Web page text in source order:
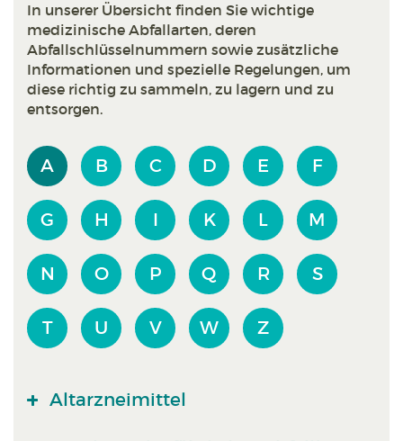
In unserer Übersicht finden Sie wichtige
medizinische Abfallarten, deren
Abfallschlüsselnummern sowie zusätzliche
Informationen und spezielle Regelungen, um
diese richtig zu sammeln, zu lagern und zu
entsorgen.
A B C D E F
G H I K L M
N O P Q R S
T U V W Z
Altarzneimittel